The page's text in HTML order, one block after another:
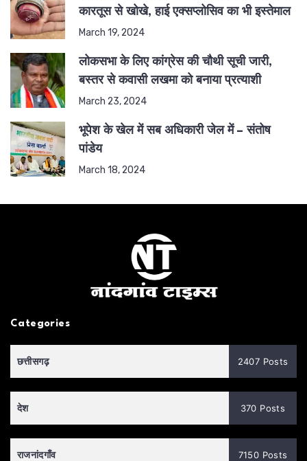
कारतूस से खोखे, हाई एक्सप्लोसिव का भी इस्तेमाल
March 19, 2024
लोकसभा के लिए कांग्रेस की चौथी सूची जारी,
बस्तर से कवासी लखमा को बनाया प्रत्याशी
March 23, 2024
भूपेश के खेल में सब अधिकारी जेल में – संतोष
पांडेय
March 18, 2024
Categories
छत्तीसगढ़ 2407 Posts
देश 370 Posts
राजनांदगाँव 7150 Posts